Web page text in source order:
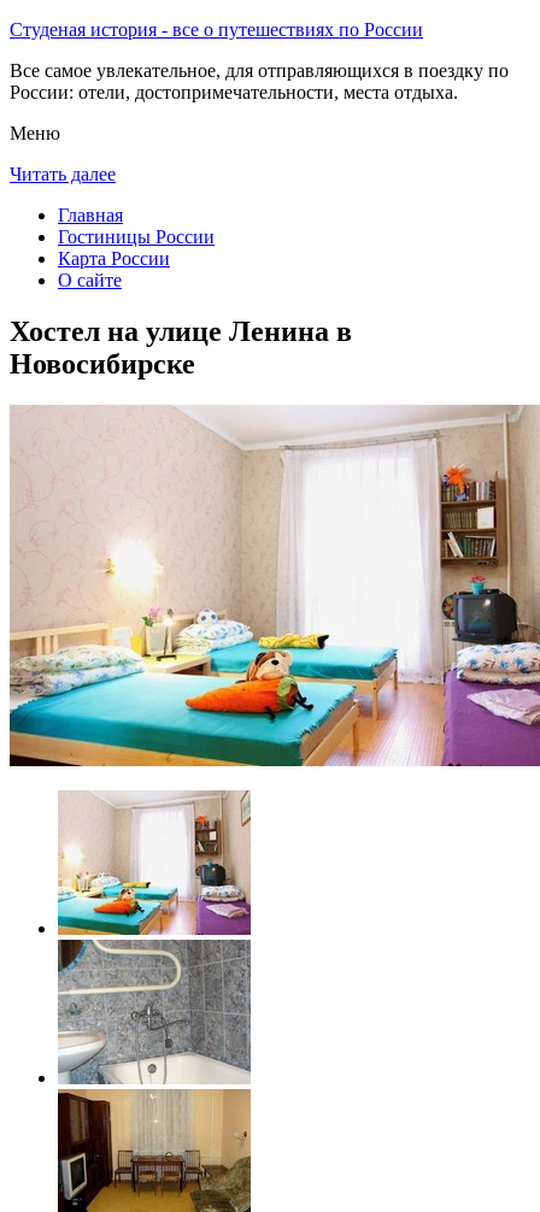
Студеная история - все о путешествиях по России
Все самое увлекательное, для отправляющихся в поездку по
России: отели, достопримечательности, места отдыха.
Меню
Читать далее
Главная
Гостиницы России
Карта России
О сайте
Хостел на улице Ленина в
Новосибирске